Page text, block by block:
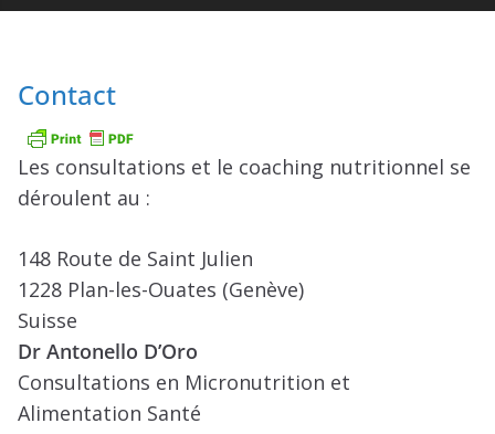
Contact
Les consultations et le coaching nutritionnel se
déroulent au :
148 Route de Saint Julien
1228 Plan-les-Ouates (Genève)
Suisse
Dr Antonello D’Oro
Consultations en Micronutrition et
Alimentation Santé